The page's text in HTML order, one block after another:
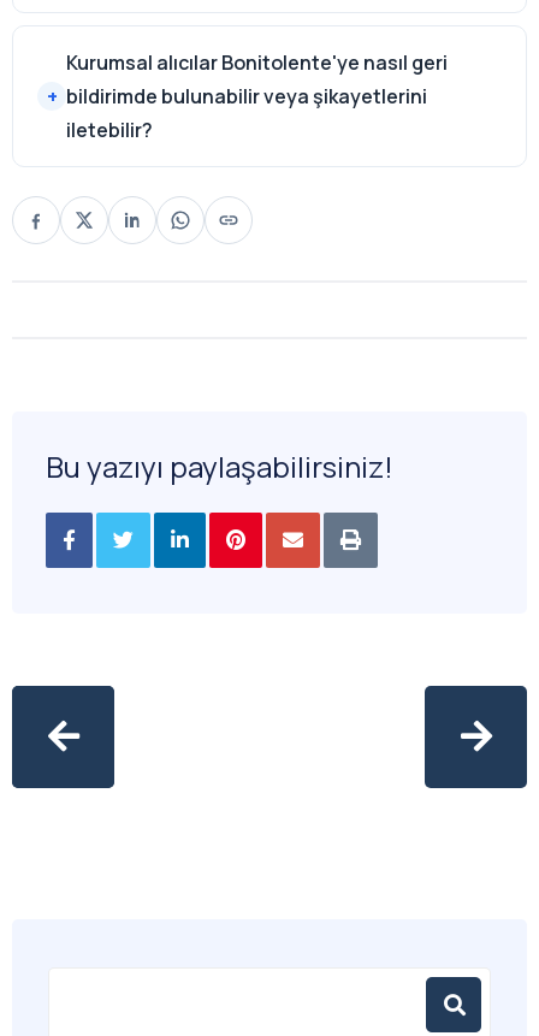
Kurumsal alıcılar Bonitolente'ye nasıl geri
bildirimde bulunabilir veya şikayetlerini
iletebilir?
Bu yazıyı paylaşabilirsiniz!